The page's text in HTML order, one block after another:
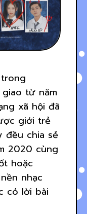
từ năm
xã hội đã
giới trẻ
đều chia sẻ
2020 cùng
hoặc
nhạc
có lời bài